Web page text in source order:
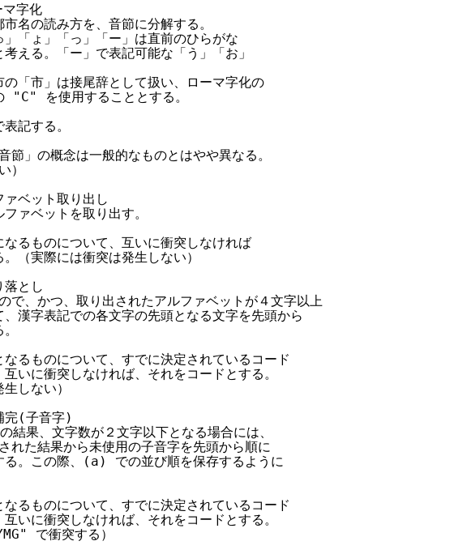
字化
名の読み方を、音節に分解する。
「ょ」「っ」「ー」は直前のひらがな
える。「ー」で表記可能な「う」「お」
「市」は接尾辞として扱い、ローマ字化の
を使用することとする。
記する。
」の概念は一般的なものとはやや異なる。
ベット取り出し
ァベットを取り出す。
るものについて、互いに衝突しなければ
（実際には衝突は発生しない）
とし
、かつ、取り出されたアルファベットが４文字以上
漢字表記での各文字の先頭となる文字を先頭から
るものについて、すでに決定されているコード
に衝突しなければ、それをコードとする。
しない）
(子音字)
、文字数が２文字以下となる場合には、
た結果から未使用の子音字を先頭から順に
。この際、(a) での並び順を保存するように
るものについて、すでに決定されているコード
に衝突しなければ、それをコードとする。
で衝突する）